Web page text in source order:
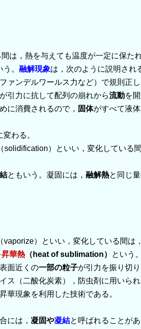
は，熱を与えても温度が一定に保た
う。 融解現象は，次のように説明され
ァンデルワールス力など）で規則正し
引力に抗して配列の崩れから流動を
に消費されるので， 固体がすべて液
わる。
solidification）といい，変化している
ともいう。凝固には， 融解熱と同じ
vaporize）といい，変化している間は
昇華熱 （heat of sublimation） という。
面近くの一部の粒子が引力を振り切
ス（二酸化炭素），防虫剤に用いら
華現象を利用した技術である。
には， 凝固や凝結と呼ばれることがあ